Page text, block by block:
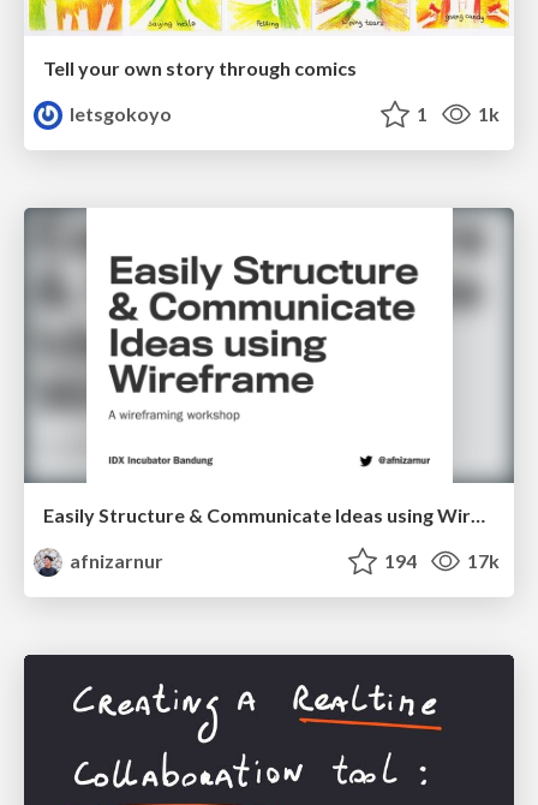
Tell your own story through comics
letsgokoyo
1 1k
Easily Structure & Communicate Ideas using Wireframe
afnizarnur
194 17k